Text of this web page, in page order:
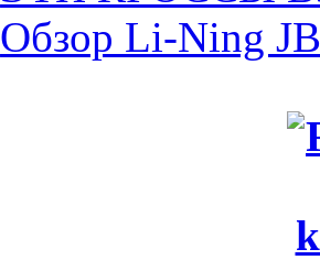
Обзор Li-Ning